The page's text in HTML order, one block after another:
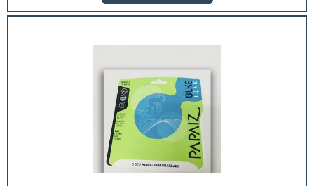
finalidades, principalmente a de causar a primeira
investir em solapas personalizadas de qualidade e com
deparar com uma alta nas vendas, uma vez que
impressos no material também constarão os valores da
marca.Estas solapas ainda servem para prender uma
diversidade de produtos e são fabricadas com
máquinas de última geração. Tudo isso com o único
intuito: o de servir bem seus clientes e o de atraí-los